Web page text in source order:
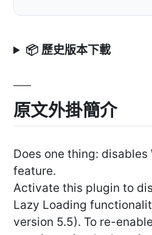
📦 歷史版本下載
原文外掛簡介
Does one thing: disables
feature.
Activate this plugin to
Lazy Loading
version 5.5). To re-